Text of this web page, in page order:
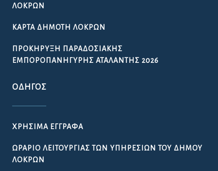
ΛΟΚΡΏΝ
ΚΆΡΤΑ ΔΗΜΌΤΗ ΛΟΚΡΏΝ
ΠΡΟΚΉΡΥΞΗ ΠΑΡΑΔΟΣΙΑΚΉΣ
ΕΜΠΟΡΟΠΑΝΉΓΥΡΗΣ ΑΤΑΛΆΝΤΗΣ 2026
ΟΔΗΓΌΣ
ΧΡΉΣΙΜΑ ΈΓΓΡΑΦΑ
ΩΡΆΡΙΟ ΛΕΙΤΟΥΡΓΊΑΣ ΤΩΝ ΥΠΗΡΕΣΙΏΝ ΤΟΥ ΔΉΜΟΥ
ΛΟΚΡΏΝ